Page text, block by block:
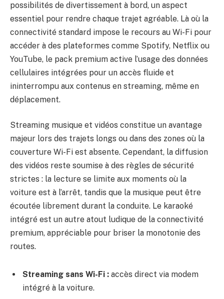
possibilités de divertissement à bord, un aspect
essentiel pour rendre chaque trajet agréable. Là où la
connectivité standard impose le recours au Wi-Fi pour
accéder à des plateformes comme Spotify, Netflix ou
YouTube, le pack premium active l’usage des données
cellulaires intégrées pour un accès fluide et
ininterrompu aux contenus en streaming, même en
déplacement.
Streaming musique et vidéos constitue un avantage
majeur lors des trajets longs ou dans des zones où la
couverture Wi-Fi est absente. Cependant, la diffusion
des vidéos reste soumise à des règles de sécurité
strictes : la lecture se limite aux moments où la
voiture est à l’arrêt, tandis que la musique peut être
écoutée librement durant la conduite. Le karaoké
intégré est un autre atout ludique de la connectivité
premium, appréciable pour briser la monotonie des
routes.
Streaming sans Wi-Fi : accès direct via modem
intégré à la voiture.